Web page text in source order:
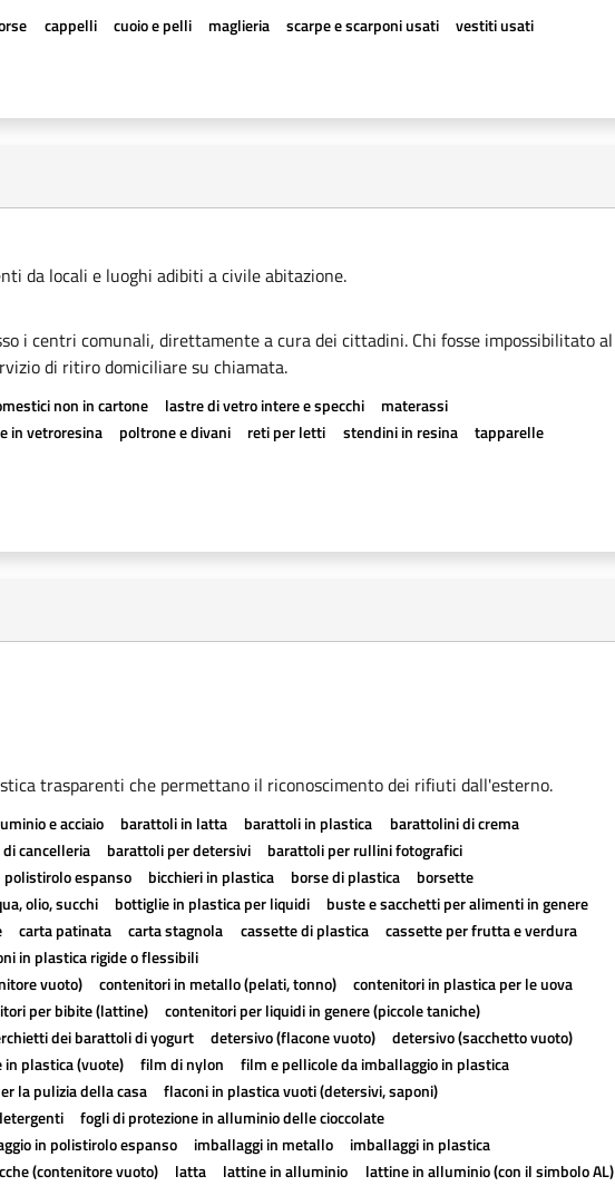
cappelli cuoio e pelli maglieria scarpe e scarponi usati vestiti usati
da locali e luoghi adibiti a civile abitazione.
i centri comunali, direttamente a cura dei cittadini. Chi fosse impossibilitato al
di ritiro domiciliare su chiamata.
non in cartone lastre di vetro intere e specchi
materassi
in vetroresina poltrone e divani reti per letti stendini in resina
tapparelle
trasparenti che permettano il riconoscimento dei rifiuti dall'esterno.
e acciaio barattoli in latta barattoli in plastica
barattolini di crema
cancelleria barattoli per detersivi
barattoli per rullini fotografici
polistirolo espanso bicchieri in plastica borse di plastica
borsette
olio, succhi bottiglie in plastica per liquidi
buste e sacchetti per alimenti in genere
carta patinata carta stagnola cassette di plastica
cassette per frutta e verdura
in plastica rigide o flessibili
vuoto)
contenitori in metallo (pelati, tonno)
contenitori in plastica per le uova
per bibite (lattine)
contenitori per liquidi in genere (piccole taniche)
dei barattoli di yogurt detersivo (flacone vuoto)
detersivo (sacchetto vuoto)
in plastica (vuote) film di nylon
film e pellicole da imballaggio in plastica
la pulizia della casa
flaconi in plastica vuoti (detersivi, saponi)
fogli di protezione in alluminio delle cioccolate
in polistirolo espanso imballaggi in metallo
imballaggi in plastica
(contenitore vuoto) latta lattine in alluminio lattine in alluminio (con il simbolo AL)